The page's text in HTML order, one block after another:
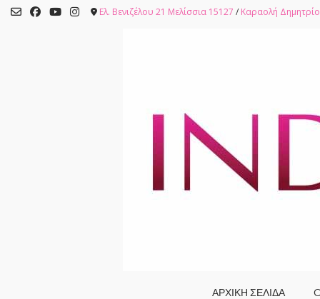
Skip
Ελ. Βενιζέλου 21 Μελίσσια 15127 / Καραολή
ΑΡΧΙΚΗ ΣΕΛΙΔΑ